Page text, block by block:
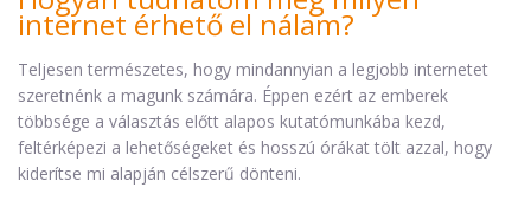
internet érhető el nálam?
Teljesen természetes, hogy mindannyian a legjobb internetet
szeretnénk a magunk számára. Éppen ezért az emberek
többsége a választás előtt alapos kutatómunkába kezd,
feltérképezi a lehetőségeket és hosszú órákat tölt azzal, hogy
kiderítse mi alapján célszerű dönteni.